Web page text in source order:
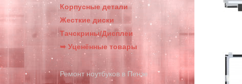
Корпусные детали
Жесткие диски
Тачскрины/Дисплеи
➥ Уценённые товары
Ремонт ноутбуков в Пензе